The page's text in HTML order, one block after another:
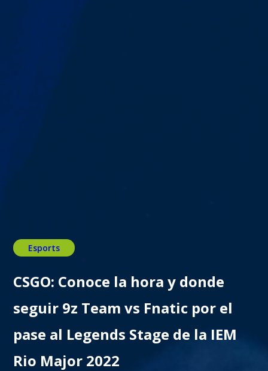
Esports
CSGO: Conoce la hora y donde
seguir 9z Team vs Fnatic por el
pase al Legends Stage de la IEM
Rio Major 2022